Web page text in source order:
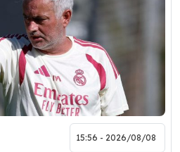
2026/08/08 - 15:56